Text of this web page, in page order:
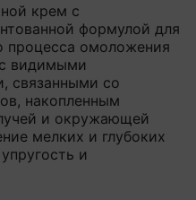
крем с
формулой для
процесса омоложения
видимыми
связанными со
накопленным
и окружающей
мелких и глубоких
и